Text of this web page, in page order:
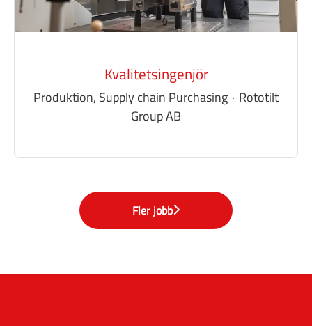
Kvalitetsingenjör
Produktion, Supply chain Purchasing · Rototilt
Group AB
Fler jobb